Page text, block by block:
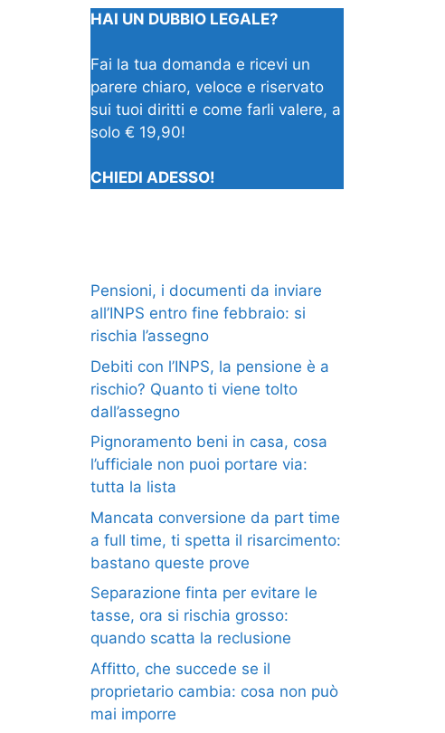
HAI UN DUBBIO LEGALE?
Fai la tua domanda e ricevi un
parere chiaro, veloce e riservato
sui tuoi diritti e come farli valere, a
solo € 19,90!
CHIEDI ADESSO!
Pensioni, i documenti da inviare
all’INPS entro fine febbraio: si
rischia l’assegno
Debiti con l’INPS, la pensione è a
rischio? Quanto ti viene tolto
dall’assegno
Pignoramento beni in casa, cosa
l’ufficiale non puoi portare via:
tutta la lista
Mancata conversione da part time
a full time, ti spetta il risarcimento:
bastano queste prove
Separazione finta per evitare le
tasse, ora si rischia grosso:
quando scatta la reclusione
Affitto, che succede se il
proprietario cambia: cosa non può
mai imporre